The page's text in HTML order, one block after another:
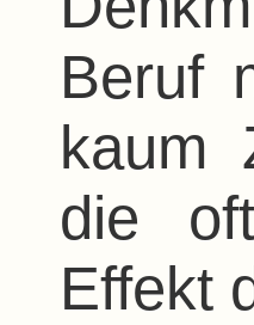
Beruf
kaum
die
Effekt